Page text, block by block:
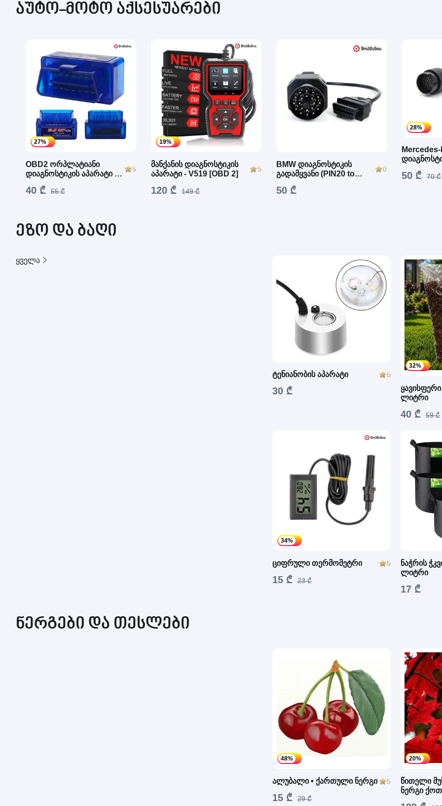
აუტო-მოტო აქსესუარები
27%
OBD2 ორპლატიანი
დიაგნოსტიკის აპარატი -
5
40 ₾ 55 ₾
19%
მანქანის დიაგნოსტიკის
აპარატი - V519 [OBD 2]
5
120 ₾ 149 ₾
BMW დიაგნოსტიკის
გადამყვანი (PIN20 to
0
50 ₾
28%
50 ₾ 70 ₾
ეზო და ბაღი
ყველა
ტენიანობის აპარატი 5
30 ₾
32%
ლიტრი
40 ₾ 59 ₾
34%
ციფრული თერმომეტრი 5
15 ₾ 23 ₾
ნაჭრის
ლიტრი
17 ₾
ნერგები და თესლები
48%
ალუბალი • ქართული ნერგი 5
15 ₾ 29 ₾
20%
წითელი
ნერგი